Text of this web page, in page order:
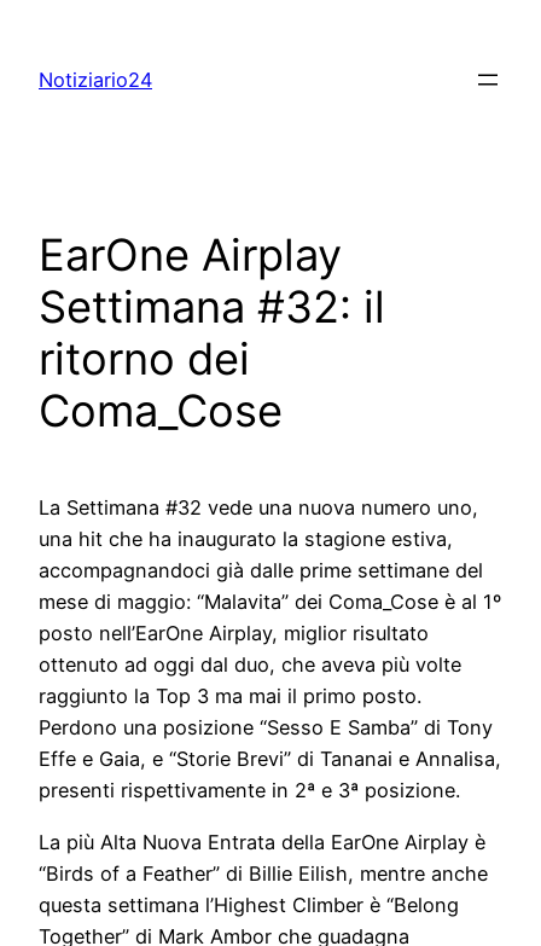
content
Notiziario24
EarOne Airplay
Settimana #32: il
ritorno dei
Coma_Cose
La Settimana #32 vede una nuova numero uno,
una hit che ha inaugurato la stagione estiva,
accompagnandoci già dalle prime settimane del
mese di maggio: “Malavita” dei Coma_Cose è al 1º
posto nell’EarOne Airplay, miglior risultato
ottenuto ad oggi dal duo, che aveva più volte
raggiunto la Top 3 ma mai il primo posto.
Perdono una posizione “Sesso E Samba” di Tony
Effe e Gaia, e “Storie Brevi” di Tananai e Annalisa,
presenti rispettivamente in 2ª e 3ª posizione.
La più Alta Nuova Entrata della EarOne Airplay è
“Birds of a Feather” di Billie Eilish, mentre anche
questa settimana l’Highest Climber è “Belong
Together” di Mark Ambor che guadagna